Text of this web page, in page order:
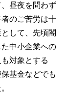
昼夜を問わず
のご苦労は十
して、先頃閣
中小企業への
対象とする
基金などでも